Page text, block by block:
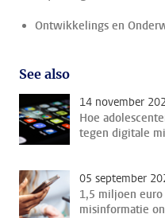
Ontwikkelings en
See also
14 november
Hoe
tegen digitale
05 september
1,5 miljoen
misinformatie